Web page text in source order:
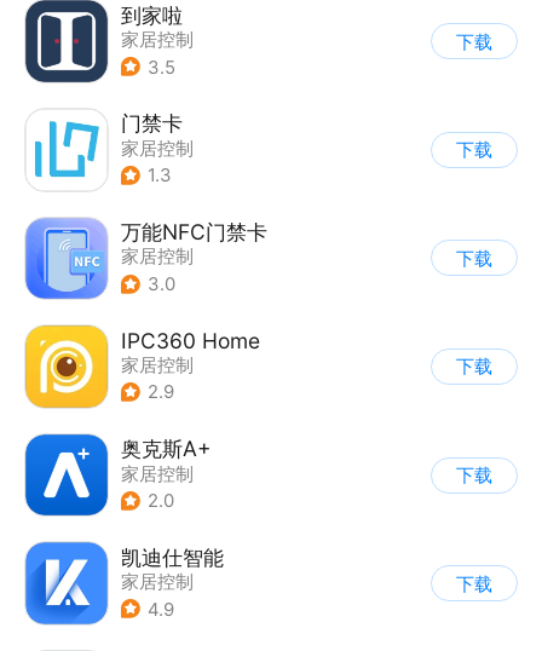
到家啦
家居控制
3.5
下载
门禁卡
家居控制
1.3
下载
万能NFC门禁卡
家居控制
3.0
下载
IPC360 Home
家居控制
2.9
下载
奥克斯A+
家居控制
2.0
下载
凯迪仕智能
家居控制
4.9
下载